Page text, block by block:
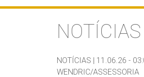
NOTÍCIAS
NOTÍCIAS | 11.06.26 -
WENDRIC/ASSESSORIA